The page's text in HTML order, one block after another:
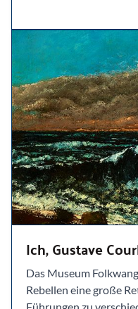
Ich, Gustave
Das Museum
Rebellen eine große